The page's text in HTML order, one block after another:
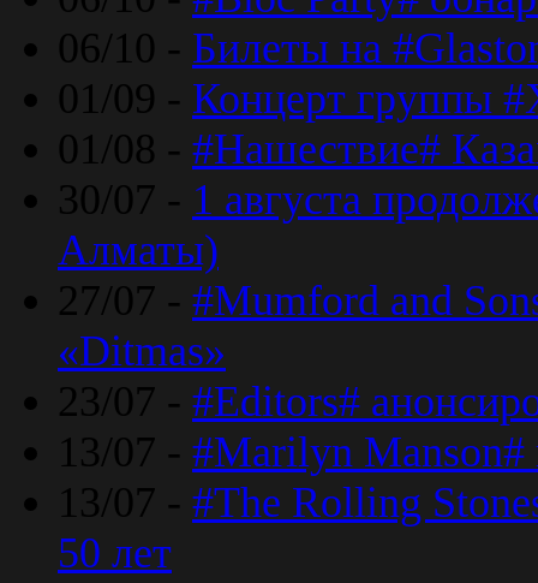
06/10 - Билеты на
01/09 - Концерт группы
01/08 - #Нашествие#
30/07 - 1 августа
Алматы)
27/07 - #Mumford and
«Ditmas»
23/07 - #Editors#
13/07 - #Marilyn Manson#
13/07 - #The Rolling
50 лет